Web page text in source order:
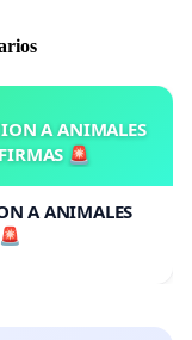
A ANIMALES
🚨
A ANIMALES